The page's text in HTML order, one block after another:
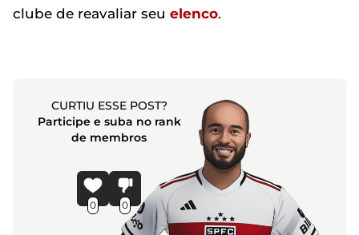
clube de reavaliar seu elenco.
CURTIU ESSE POST?
Participe e suba no rank
de membros
0 0